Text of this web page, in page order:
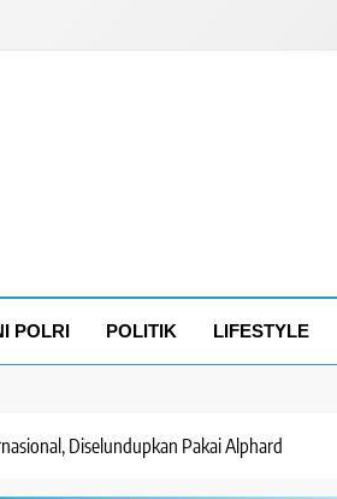
POLRI POLITIK LIFESTYLE
Diselundupkan Pakai Alphard